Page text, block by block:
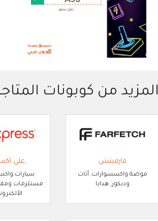
المزيد من كوبونات
فارفيتش
موضة واكسسوارات, أثاث
وديكور, هدايا
علي
سيارات
مستلزمات